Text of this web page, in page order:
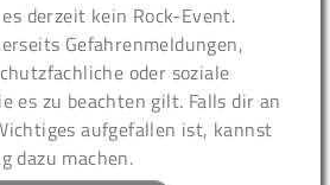
derzeit kein Rock-Event.
Gefahrenmeldungen,
oder soziale
es zu beachten gilt. Falls dir an
aufgefallen ist, kannst
dazu machen.